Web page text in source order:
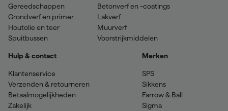
Gereedschappen
Grondverf en primer
Houtolie en teer
Spuitbussen
Betonverf en -coatings
Lakverf
Muurverf
Voorstrijkmiddelen
Hulp & contact
Klantenservice
Verzenden & retourneren
Betaalmogelijkheden
Zakelijk
Merken
SPS
Sikkens
Farrow & Ball
Sigma